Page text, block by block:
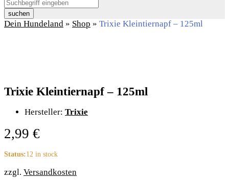
suchen
Dein Hundeland » Shop » Trixie Kleintiernapf – 125ml
Trixie Kleintiernapf – 125ml
Hersteller: Trixie
2,99 €
Status:12 in stock
zzgl. Versandkosten